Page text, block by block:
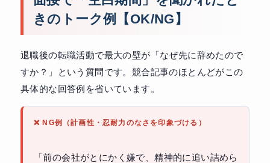
きのトーク例【OK/NG】
退職後の転職活動で最大の壁が「なぜ先に辞めたので
すか？」という質問です。競合記事のほとんどがこの
具体的な回答例を省いています。
❌ NG例（計画性・忍耐力のなさを印象づける）
「前の会社がとにかく嫌で、精神的に追い詰めら